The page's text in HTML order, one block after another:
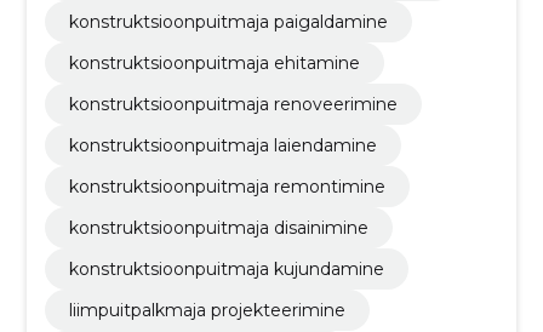
konstruktsioonpuitmaja kujundamine,
paigaldamine
konstruktsioonpuitmaja paigaldamine
konstruktsioonpuitmaja ehitamine
konstruktsioonpuitmaja renoveerimine
konstruktsioonpuitmaja laiendamine
konstruktsioonpuitmaja remontimine
konstruktsioonpuitmaja disainimine
konstruktsioonpuitmaja kujundamine
liimpuitpalkmaja projekteerimine